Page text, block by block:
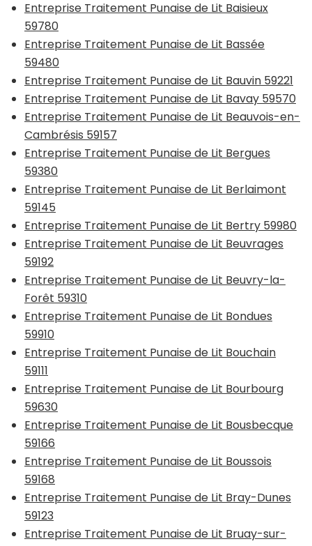
Entreprise Traitement Punaise de Lit Baisieux
59780
Entreprise Traitement Punaise de Lit Bassée
59480
Entreprise Traitement Punaise de Lit Bauvin 59221
Entreprise Traitement Punaise de Lit Bavay 59570
Entreprise Traitement Punaise de Lit Beauvois-en-
Cambrésis 59157
Entreprise Traitement Punaise de Lit Bergues
59380
Entreprise Traitement Punaise de Lit Berlaimont
59145
Entreprise Traitement Punaise de Lit Bertry 59980
Entreprise Traitement Punaise de Lit Beuvrages
59192
Entreprise Traitement Punaise de Lit Beuvry-la-
Forêt 59310
Entreprise Traitement Punaise de Lit Bondues
59910
Entreprise Traitement Punaise de Lit Bouchain
59111
Entreprise Traitement Punaise de Lit Bourbourg
59630
Entreprise Traitement Punaise de Lit Bousbecque
59166
Entreprise Traitement Punaise de Lit Boussois
59168
Entreprise Traitement Punaise de Lit Bray-Dunes
59123
Entreprise Traitement Punaise de Lit Bruay-sur-